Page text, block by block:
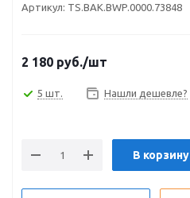
Артикул: TS.BAK.BWP.0000.73848
2 180 руб./шт
5 шт. Нашли дешевле?
В корзину